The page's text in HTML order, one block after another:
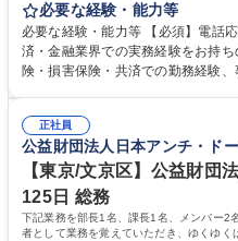
付・内容確認・審査・データ入力
い合わせ電話対応や書類発送等を担当します。 ■共済
内容確認、および共済金支払に関
用システムへのデータ入力、各種
指定する業務 募集職種 横浜市【共済金支払事務】金融保険業界経験歓迎/
各種手当充実/転勤無
必要な経験・能力等
必要な経験・能力等 【必須】電話
済・金融業界での実務経験をお持
険・損害保険・共済での勤務経験
務へのキャリアチェンジ希望者も大歓迎です！ 学歴・
大学 高専 短大 専修学校 高校 語学
正社員
公益財団法人日本アンチ・ド
【東京/文京区】公益財団
125日 総務
下記業務を部長1名、課長1名、メンバー2
者として業務を覚えていただき、ゆくゆく